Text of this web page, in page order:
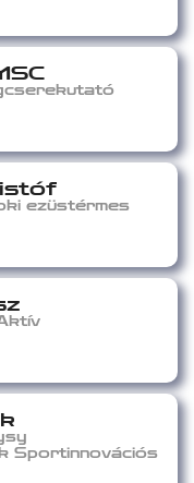
ezüstérmes
Sportinnovációs